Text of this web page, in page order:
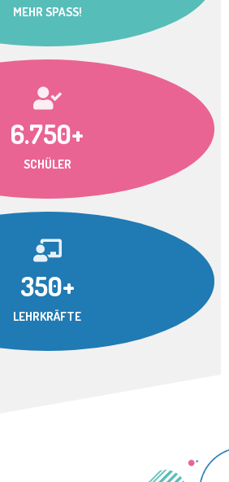
MEHR SPASS!
6.750+
SCHÜLER
350+
LEHRKRÄFTE